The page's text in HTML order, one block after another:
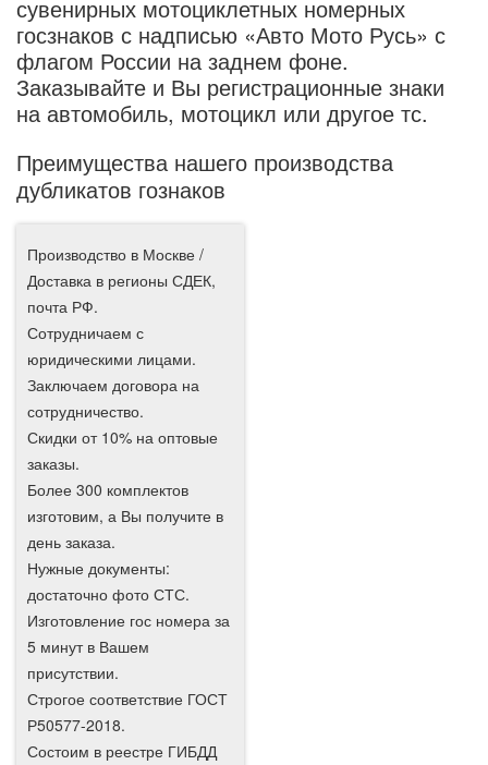
сувенирных мотоциклетных номерных
госзнаков с надписью «Авто Мото Русь» с
флагом России на заднем фоне.
Заказывайте и Вы регистрационные знаки
на автомобиль, мотоцикл или другое тс.
Преимущества нашего производства
дубликатов гознаков
Производство в Москве /
Доставка в регионы СДЕК,
почта РФ.
Сотрудничаем с
юридическими лицами.
Заключаем договора на
сотрудничество.
Скидки от 10% на оптовые
заказы.
Более 300 комплектов
изготовим, а Вы получите в
день заказа.
Нужные документы:
достаточно фото СТС.
Изготовление гос номера за
5 минут в Вашем
присутствии.
Строгое соответствие ГОСТ
Р50577-2018.
Состоим в реестре ГИБДД